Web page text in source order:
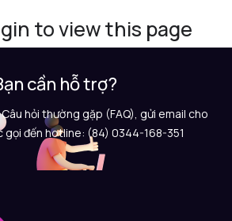
to view this page
cần hỗ trợ?
hỏi thường gặp (FAQ), gửi email cho
gọi đến hotline: (84) 0344-168-351